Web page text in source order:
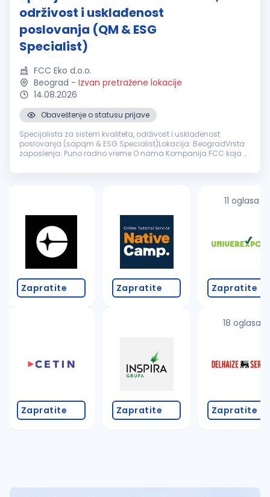
održivost i usklađenost
poslovanja (QM & ESG
Specialist)
FCC Eko d.o.o.
Beograd - Izvan pretražene lokacije
14.08.2026
Obaveštenje o statusu prijave
Specijalista za sistem kvaliteta, održivost i usklađenost
poslovanja (sapqm & ESG Specialist)Lokacija: BeogradVrsta
zaposlenja: Puno radno vreme O nama Kompanija FCC koja u
za komunalni...
Zapratite
Zapratite
Zapratite
Zapratite
11 oglasa
Zapratite
18 oglasa
Zapratite